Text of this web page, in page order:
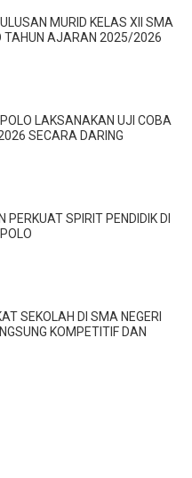
MURID KELAS XII SMA
TAHUN AJARAN 2025/2026
LAKSANAKAN UJI COBA
SECARA DARING
SPIRIT PENDIDIK DI
SEKOLAH DI SMA NEGERI
KOMPETITIF DAN